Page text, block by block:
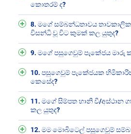
කොතරම් ද?
8. මගේ සම්බන්ධතාවය
විසන්ධි වූ විට කුමක් කල යුතුද?
9. මගේ පසුගෙවුම් පැකේජය මාරු
10. පසුගෙවුම් පැකේජයක
කෙසේද?
11. මගේ සිම්පත හානි වී/අස්ථාන
කල යුතුද?
12. මම මොබිටෙල් පසුගෙවුම්